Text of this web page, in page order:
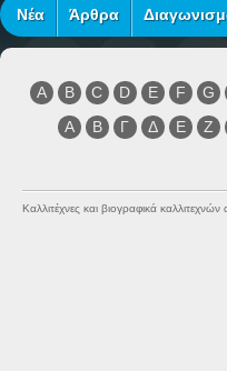
Νέα Άρθρα
A B C D E F G
Α
Β Γ Δ Ε Ζ
Καλλιτέχνες και βιογραφικά